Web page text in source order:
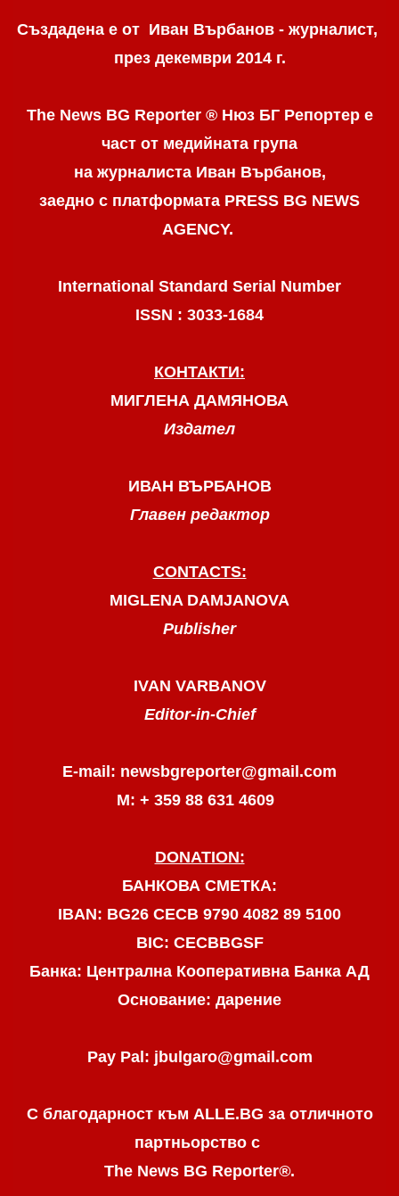
Създадена е от Иван Върбанов - журналист,
през декември 2014 г.
The News BG Reporter ® Нюз БГ Репортере
част от медийната група
на журналиста Иван Върбанов,
заедно с платформата PRESS BG NEWS
AGENCY.
International Standard Serial Number
ISSN : 3033-1684
КОНТАКТИ:
МИГЛЕНА ДАМЯНОВА
Издател
ИВАН ВЪРБАНОВ
Главен редактор
CONTACTS:
MIGLENA DAMJANOVA
Publisher
IVAN VARBANOV
Editor-in-Chief
E-mail: newsbgreporter@gmail.com
М: + 359 88 631 4609
DONATION:
БАНКОВА СМЕТКА:
IBAN: BG26 CECB 9790 4082 89 5100
BIC: CECBBGSF
Банка: Централна Кооперативна Банка АД
Основание: дарение
Pay Pal: jbulgaro@gmail.com
С благодарност към ALLE.BG за отличното
партньорство с
The News BG Reporter®.